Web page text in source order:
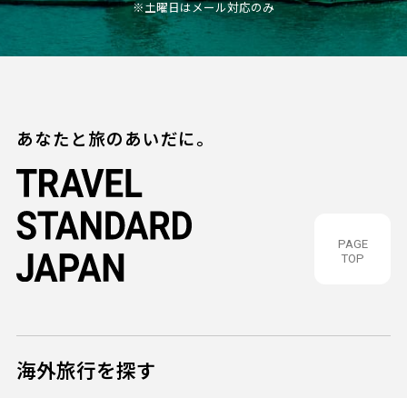
※土曜日はメール対応のみ
PAGE
TOP
あなたと旅のあいだに。
海外旅行を探す